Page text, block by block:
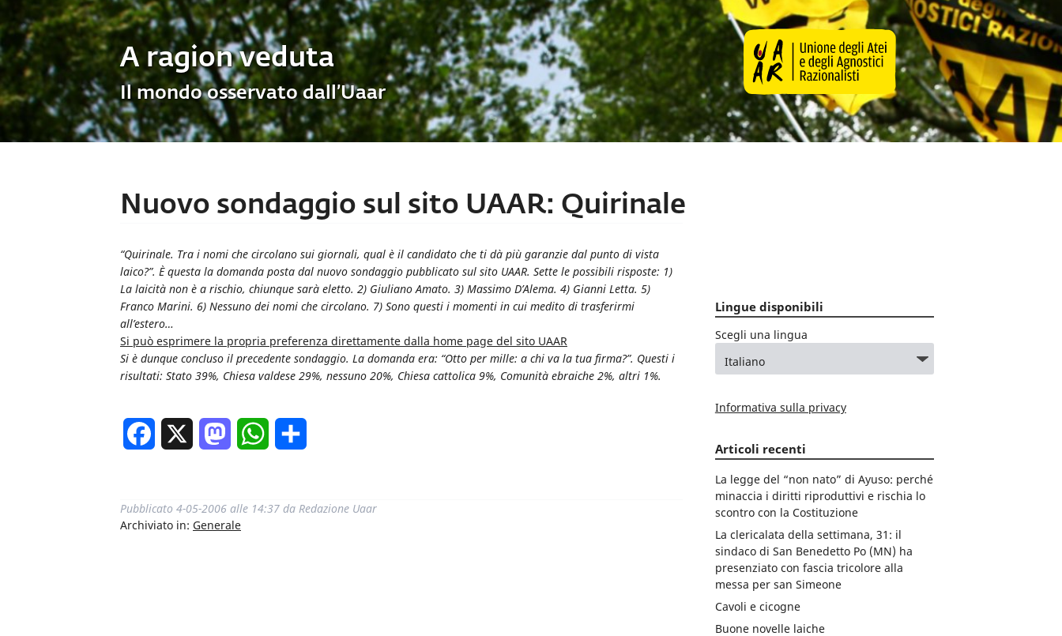
A ragion veduta
Il mondo osservato dall’Uaar
Nuovo sondaggio sul sito UAAR: Quirinale
“Quirinale. Tra i nomi che circolano sui giornali, qual è il candidato che ti dà più garanzie dal punto di vista
laico?”. È questa la domanda posta dal nuovo sondaggio pubblicato sul sito UAAR. Sette le possibili risposte: 1)
La laicità non è a rischio, chiunque sarà eletto. 2) Giuliano Amato. 3) Massimo D’Alema. 4) Gianni Letta. 5)
Franco Marini. 6) Nessuno dei nomi che circolano. 7) Sono questi i momenti in cui medito di trasferirmi
all’estero…
Si può esprimere la propria preferenza direttamente dalla home page del sito UAAR
Si è dunque concluso il precedente sondaggio. La domanda era: “Otto per mille: a chi va la tua firma?”. Questi i
risultati: Stato 39%, Chiesa valdese 29%, nessuno 20%, Chiesa cattolica 9%, Comunità ebraiche 2%, altri 1%.
Facebook MastodonWhatsApp
Pubblicato 4-05-2006 alle 14:37 da Redazione Uaar
Archiviato in: Generale
Lingue disponibili
Scegli una lingua
Informativa sulla privacy
Articoli recenti
La legge del “non nato” di Ayuso: perché
minaccia i diritti riproduttivi e rischia lo
scontro con la Costituzione
La clericalata della settimana, 31: il
sindaco di San Benedetto Po (MN) ha
presenziato con fascia tricolore alla
messa per san Simeone
Cavoli e cicogne
Buone novelle laiche